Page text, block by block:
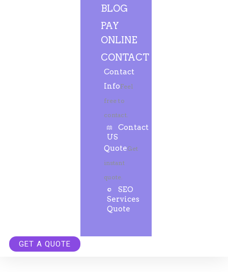
BLOG
PAY
ONLINE
CONTACT
Contact
InfoFeel
free to
contact.
Contact
US
QuoteGet
instant
quote.
SEO
Services
Quote
GET A QUOTE